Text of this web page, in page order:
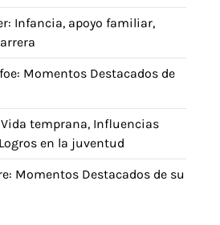
Infancia, apoyo familiar,
Momentos Destacados de
Vida temprana, Influencias
en la juventud
Momentos Destacados de su